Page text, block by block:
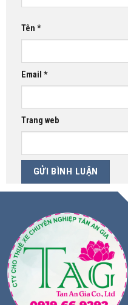
Tên *
Email *
Trang web